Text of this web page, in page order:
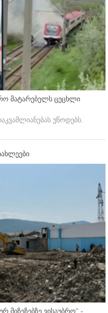
მატარებელს ცეცხლი
უწოდებს.
მიზეზებზე ვისაუბრო'' -